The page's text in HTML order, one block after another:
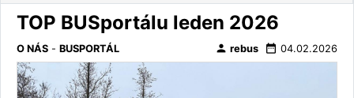
TOP BUSportálu leden 2026
O NÁS - BUSPORTÁL person rebus date_range 04.02.2026